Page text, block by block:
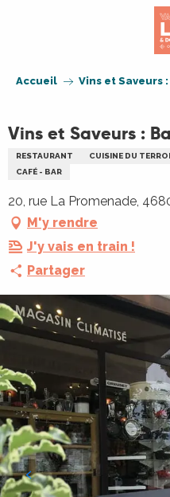
Accueil Vins et Saveurs
Vins et Saveurs :
RESTAURANT CUISINE DU
CAFÉ - BAR
20, rue La Promenade,
M'y rendre
J'y vais en train !
Partager